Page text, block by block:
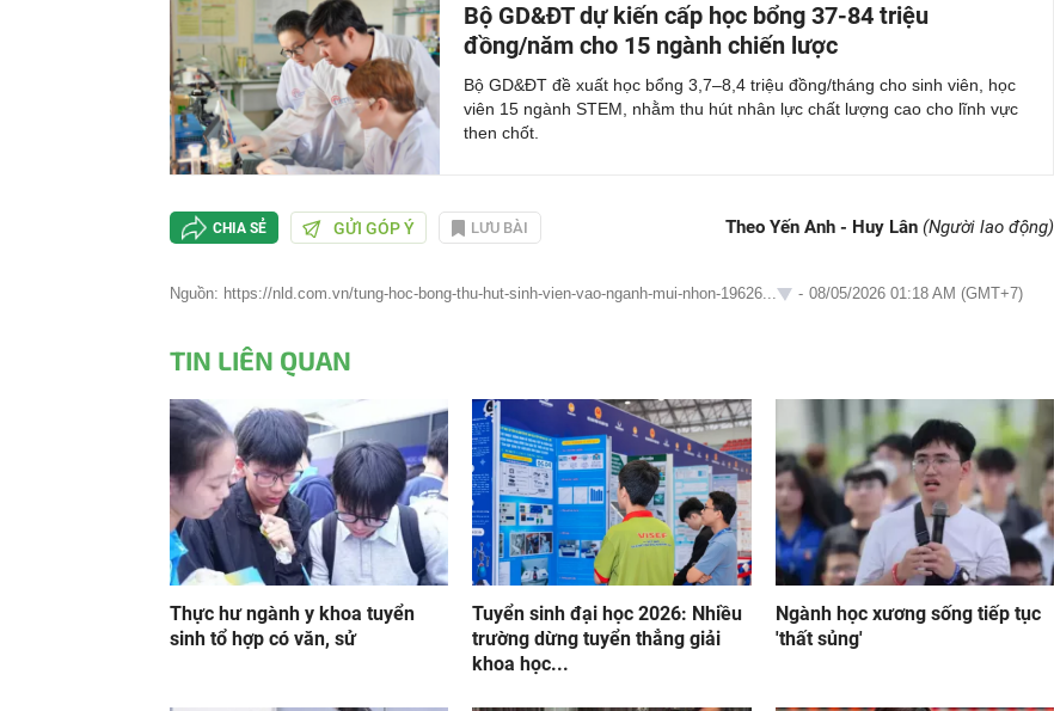
Bộ GD&ĐT dự kiến cấp học bổng 37-84 triệu
đồng/năm cho 15 ngành chiến lược
Bộ GD&ĐT đề xuất học bổng 3,7–8,4 triệu đồng/tháng cho sinh viên, học
viên 15 ngành STEM, nhằm thu hút nhân lực chất lượng cao cho lĩnh vực
then chốt.
CHIA SẺ GỬI GÓP Ý LƯU BÀI Theo Yến Anh - Huy Lân (Người lao động)
Nguồn: https://nld.com.vn/tung-hoc-bong-thu-hut-sinh-vien-vao-nganh-mui-nhon-19626... - 08/05/2026 01:18 AM (GMT+7)
TIN LIÊN QUAN
Thực hư ngành y khoa tuyển
sinh tổ hợp có văn, sử
Tuyển sinh đại học 2026: Nhiều
trường dừng tuyển thẳng giải
khoa học...
Ngành học xương sống tiếp tục
'thất sủng'